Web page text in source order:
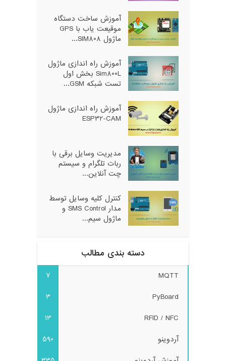
آموزش ساخت دستگاه
موقیعت یاب با GPS
ماژول SIM808...
آموزش راه اندازی ماژول
Sim800L بخش اول
تست شبکه GSM...
آموزش راه اندازی ماژول
ESP32-CAM
مدیریت وسایل برقی با
ربات تلگرام و سیستم
چت آنلاین...
کنترل کلیه وسایل توسط
مدار SMS Control و
ماژول سیم...
دسته بندی مطالب
MQTT
7
PyBoard
3
RFID / NFC
13
آردوینو
590